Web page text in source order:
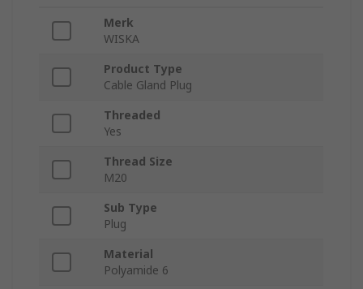
Merk
WISKA
Product Type
Cable Gland Plug
Threaded
Yes
Thread Size
M20
Sub Type
Plug
Material
Polyamide 6